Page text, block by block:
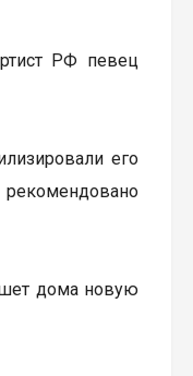
РФ певец
его
дома новую